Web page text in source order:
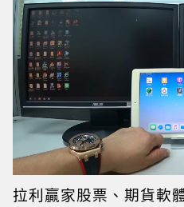
2.77%
拉利贏家股票、期貨軟